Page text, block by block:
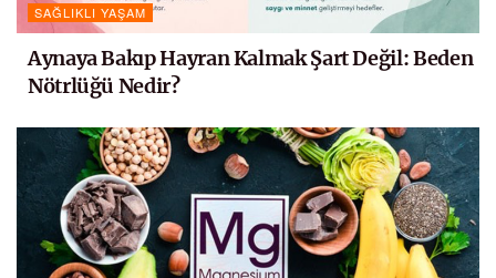
SAĞLIKLI YAŞAM
Aynaya Bakıp Hayran Kalmak Şart Değil: Beden
Nötrlüğü Nedir?